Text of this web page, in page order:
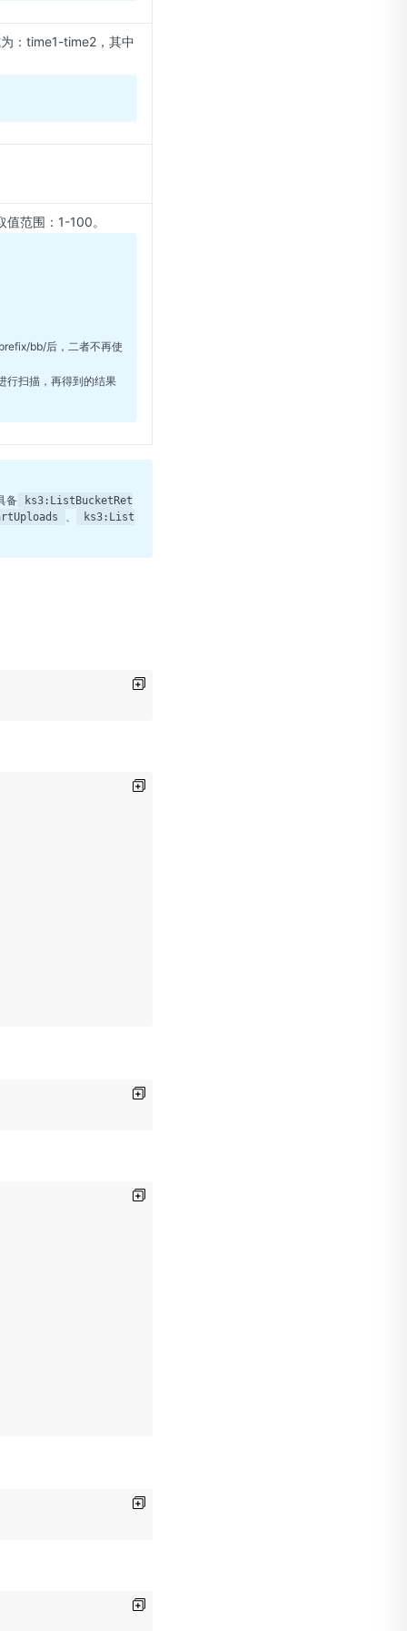
：time1-time2，其中
范围：1-100。
bb/后，二者不再使
行扫描，再得到的结果
备
ks3:ListBucketRet
、 ks3:List